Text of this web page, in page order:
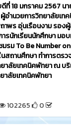
ที่ 18 มกราคม 2567 น
อำนวยการวิทยาลัยเท
าพร อุ่นเรือนงาม รอง
รนักเรียนนักศึกษา มอบ
รม To Be Number
สถานศึกษา ทำการตร
ยาลัยเทคนิคพัทยา ณ บ
าลัยเทคนิคพัทยา
102265 0